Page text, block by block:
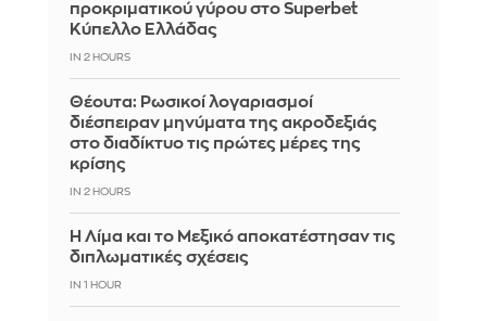
προκριματικού γύρου στο Superbet
Κύπελλο Ελλάδας
IN 2 HOURS
Θέουτα: Ρωσικοί λογαριασμοί
διέσπειραν μηνύματα της ακροδεξιάς
στο διαδίκτυο τις πρώτες μέρες της
κρίσης
IN 2 HOURS
Η Λίμα και το Μεξικό αποκατέστησαν τις
διπλωματικές σχέσεις
IN 1 HOUR